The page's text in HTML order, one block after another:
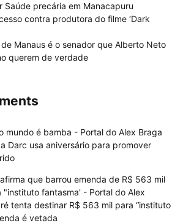
Saúde precária em Manacapuru
contra produtora do filme ‘Dark
de Manaus é o senador que Alberto Neto
querem de verdade
mundo é bamba - Portal do Alex Braga
Darc usa aniversário para promover
que barrou emenda de R$ 563 mil
"instituto fantasma' - Portal do Alex
tenta destinar R$ 563 mil para “instituto
é vetada